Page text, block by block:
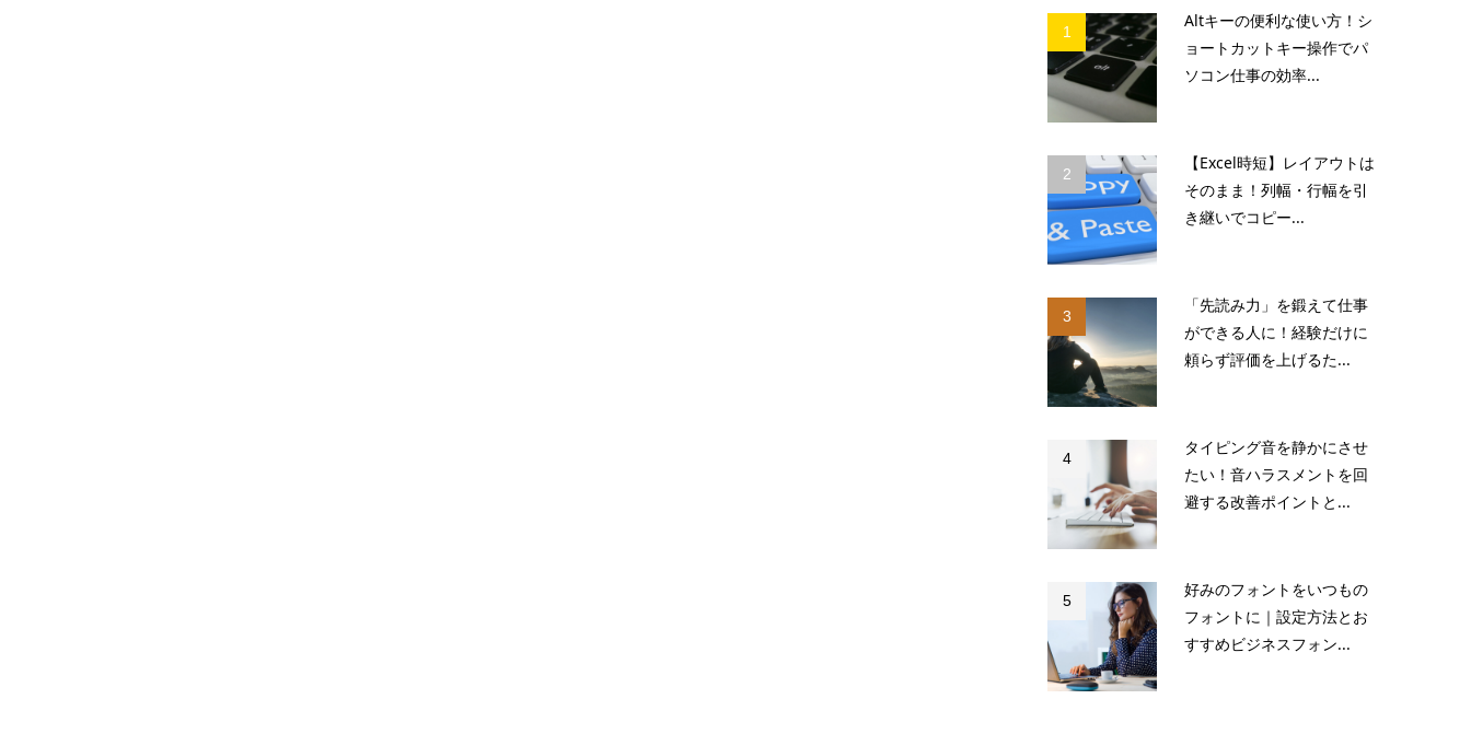
1
Altキーの便利な使い方！シ
ョートカットキー操作でパ
ソコン仕事の効率...
2
【Excel時短】レイアウトは
そのまま！列幅・行幅を引
き継いでコピー...
3
「先読み力」を鍛えて仕事
ができる人に！経験だけに
頼らず評価を上げるた...
4
タイピング音を静かにさせ
たい！音ハラスメントを回
避する改善ポイントと...
5
好みのフォントをいつもの
フォントに｜設定方法とお
すすめビジネスフォン...